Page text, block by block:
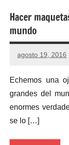
Hacer
mundo
agosto 19, 2016
Echemos una
grandes del
enormes
se lo […]